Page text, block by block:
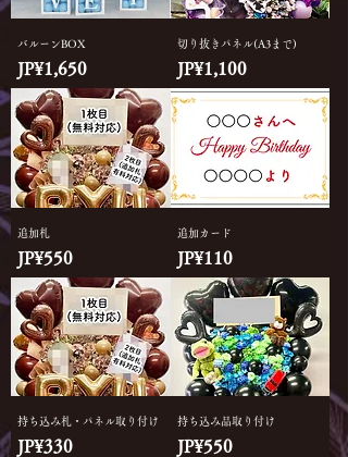
バルーンBOX
價格
JP¥1,650
切り抜きパネル(A3まで)
價格
JP¥1,100
追加札
價格
JP¥550
追加カード
價格
JP¥110
持ち込み札・パネル取り付け
價格
JP¥330
持ち込み品取り付け
價格
JP¥550